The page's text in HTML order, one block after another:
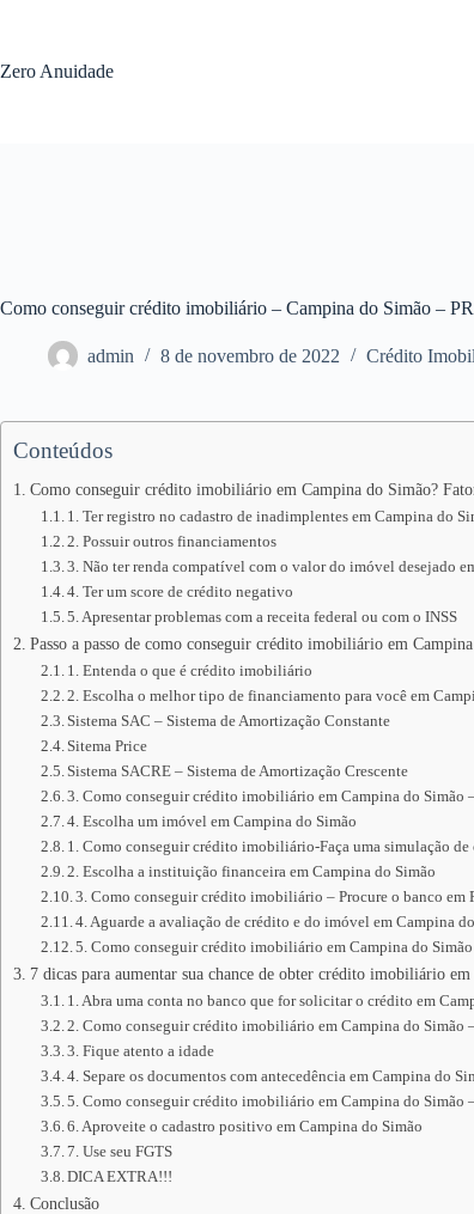
conteúdo
Zero Anuidade
Como conseguir crédito imobiliário – Campina do Simão –
admin 8 de novembro de 2022 Crédito
Conteúdos
Como conseguir crédito imobiliário em Campina do Simão?
1. Ter registro no cadastro de inadimplentes em Campina do
2. Possuir outros financiamentos
3. Não ter renda compatível com o valor do imóvel desejado
4. Ter um score de crédito negativo
5. Apresentar problemas com a receita federal ou com o INSS
Passo a passo de como conseguir crédito imobiliário em
1. Entenda o que é crédito imobiliário
2. Escolha o melhor tipo de financiamento para você em
Sistema SAC – Sistema de Amortização Constante
Sitema Price
Sistema SACRE – Sistema de Amortização Crescente
3. Como conseguir crédito imobiliário em Campina do Simão
4. Escolha um imóvel em Campina do Simão
1. Como conseguir crédito imobiliário-Faça uma simulação
2. Escolha a instituição financeira em Campina do Simão
3. Como conseguir crédito imobiliário – Procure o banco em
4. Aguarde a avaliação de crédito e do imóvel em Campina
5. Como conseguir crédito imobiliário em Campina do
7 dicas para aumentar sua chance de obter crédito imobiliário
1. Abra uma conta no banco que for solicitar o crédito em
2. Como conseguir crédito imobiliário em Campina do Simão
3. Fique atento a idade
4. Separe os documentos com antecedência em Campina do
5. Como conseguir crédito imobiliário em Campina do Simão
6. Aproveite o cadastro positivo em Campina do Simão
7. Use seu FGTS
DICA EXTRA!!!
Conclusão